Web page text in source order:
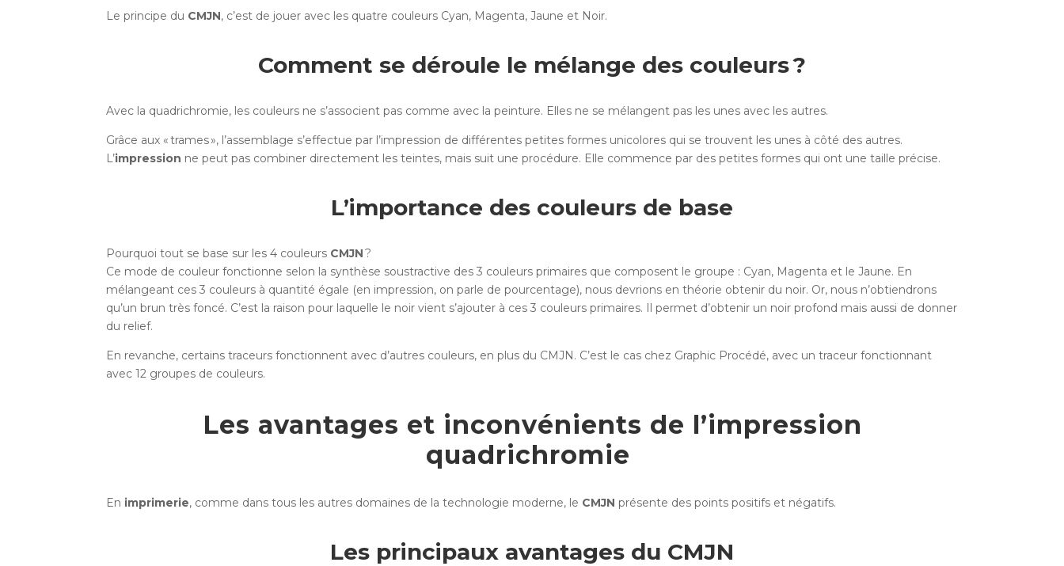
Le principe du CMJN, c’est de jouer avec les quatre couleurs Cyan, Magenta, Jaune et Noir.
Comment se déroule le mélange des couleurs ?
Avec la quadrichromie, les couleurs ne s’associent pas comme avec la peinture. Elles ne se mélangent pas les unes avec les autres.
Grâce aux « trames », l’assemblage s’effectue par l’impression de différentes petites formes unicolores qui se trouvent les unes à côté des autres.
L’impression ne peut pas combiner directement les teintes, mais suit une procédure. Elle commence par des petites formes qui ont une taille précise.
L’importance des couleurs de base
Pourquoi tout se base sur les 4 couleurs CMJN?
Ce mode de couleur fonctionne selon la synthèse soustractive des 3 couleurs primaires que composent le groupe : Cyan, Magenta et le Jaune. En
mélangeant ces 3 couleurs à quantité égale (en impression, on parle de pourcentage), nous devrions en théorie obtenir du noir. Or, nous n’obtiendrons
qu’un brun très foncé. C’est la raison pour laquelle le noir vient s’ajouter à ces 3 couleurs primaires. Il permet d’obtenir un noir profond mais aussi de donner
du relief.
En revanche, certains traceurs fonctionnent avec d’autres couleurs, en plus du CMJN. C’est le cas chez Graphic Procédé, avec un traceur fonctionnant
avec 12 groupes de couleurs.
Les avantages et inconvénients de l’impression
quadrichromie
En imprimerie, comme dans tous les autres domaines de la technologie moderne, le CMJN présente des points positifs et négatifs.
Les principaux avantages du CMJN